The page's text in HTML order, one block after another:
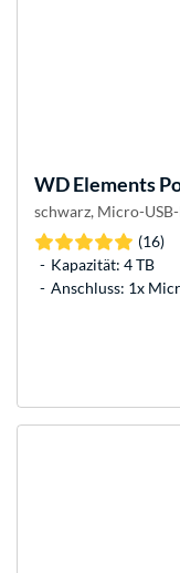
WDElements
schwarz, Micro-
(16)
Kapazität: 4 TB
Anschluss: 1x